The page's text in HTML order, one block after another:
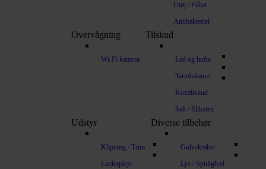
Utøj / Flåter
Antibakteriel
Overvågning
Wi-Fi kamera
Tilskud
Led og hofte
Tarmbalance
Kosttilskud
Salt / Sliksten
Udstyr
Klipning / Trim
Læderpleje
Diverse tilbehør
Gulvskraber
Lys / Synlighed